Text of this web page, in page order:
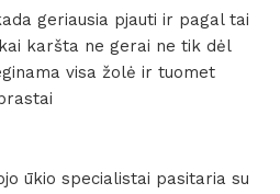
geriausia pjauti ir pagal tai
karšta ne gerai ne tik dėl
visa žolė ir tuomet
ūkio specialistai pasitaria su